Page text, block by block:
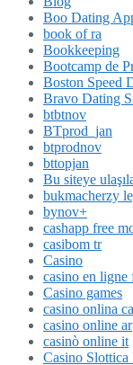
Boo Dating
book of ra
Bookkeeping
Bootcamp de
Boston Speed
Bravo Dating
btbtnov
BTprod_jan
btprodnov
bttopjan
Bu siteye
bukmacherzy
bynov+
cashapp free
casibom tr
Casino
casino en ligne
Casino games
casino onlina ca
casino online ar
casinò online it
Casino